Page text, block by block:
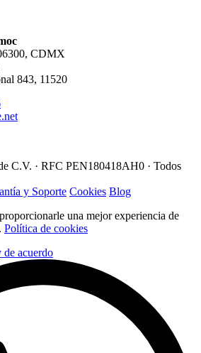
CDMX
843, 11520
C.V. · RFC PEN180418AH0 · Todos
y Soporte Cookies Blog
una mejor experiencia de
Política de cookies
de acuerdo